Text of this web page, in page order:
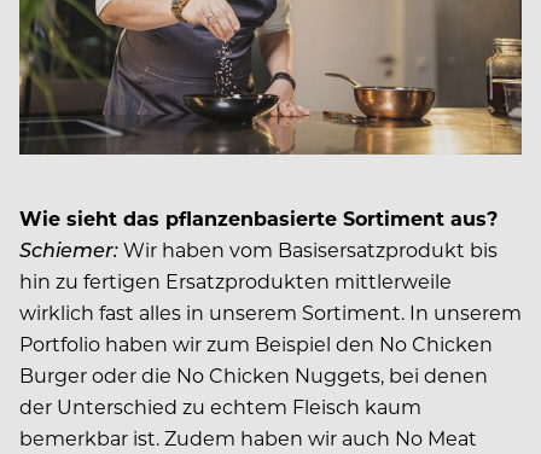
Wie sieht das pflanzenbasierte Sortiment aus?
Schiemer:Wir haben vom Basisersatzprodukt bis
hin zu fertigen Ersatzprodukten mittlerweile
wirklich fast alles in unserem Sortiment. In unserem
Portfolio haben wir zum Beispiel den No Chicken
Burger oder die No Chicken Nuggets, bei denen
der Unterschied zu echtem Fleisch kaum
bemerkbar ist. Zudem haben wir auch No Meat